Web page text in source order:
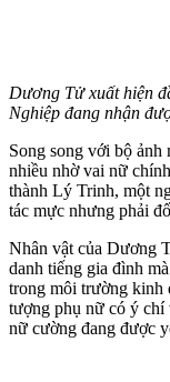
Dương Tử xuất hiện
Nghiệp đang nhận
Song song với bộ
nhiều nhờ vai nữ
thành Lý Trinh, một
tác mực nhưng phải
Nhân vật của Dương
danh tiếng gia đình
trong môi trường kinh
tượng phụ nữ có ý chí
nữ cường đang được